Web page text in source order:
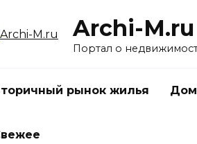
Archi-M.ru
Портал о
рынок жилья